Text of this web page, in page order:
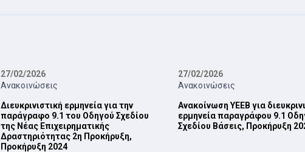
27/02/2026
Ανακοινώσεις
Διευκρινιστική ερμηνεία για την
παράγραφο 9.1 του Οδηγού Σχεδίου
της Νέας ‎Επιχειρηματικής
Δραστηριότητας 2η Προκήρυξη,
Προκήρυξη 2024‎
27/02/2026
Ανακοινώσεις
Ανακοίνωση ΥΕΕΒ για
ερμηνεία παραγράφου 9.1
Σχεδίου Βάσεις, Προκήρυξη